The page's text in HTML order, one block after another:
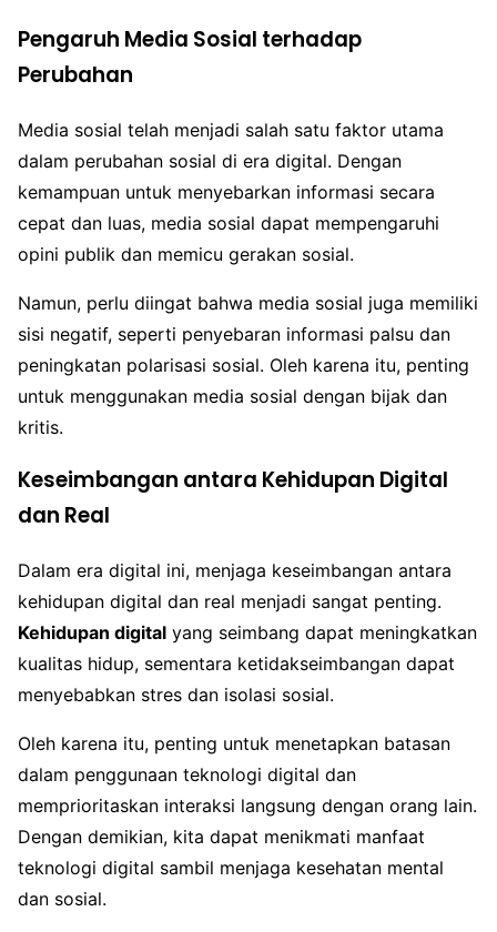
Pengaruh Media Sosial terhadap
Perubahan
Media sosial telah menjadi salah satu faktor utama
dalam perubahan sosial di era digital. Dengan
kemampuan untuk menyebarkan informasi secara
cepat dan luas, media sosial dapat mempengaruhi
opini publik dan memicu gerakan sosial.
Namun, perlu diingat bahwa media sosial juga memiliki
sisi negatif, seperti penyebaran informasi palsu dan
peningkatan polarisasi sosial. Oleh karena itu, penting
untuk menggunakan media sosial dengan bijak dan
kritis.
Keseimbangan antara Kehidupan Digital
dan Real
Dalam era digital ini, menjaga keseimbangan antara
kehidupan digital dan real menjadi sangat penting.
Kehidupan digital yang seimbang dapat meningkatkan
kualitas hidup, sementara ketidakseimbangan dapat
menyebabkan stres dan isolasi sosial.
Oleh karena itu, penting untuk menetapkan batasan
dalam penggunaan teknologi digital dan
memprioritaskan interaksi langsung dengan orang lain.
Dengan demikian, kita dapat menikmati manfaat
teknologi digital sambil menjaga kesehatan mental
dan sosial.